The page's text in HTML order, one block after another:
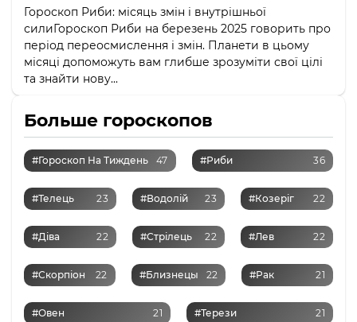
Гороскоп Риби: місяць змін і внутрішньої
силиГороскоп Риби на березень 2025 говорить про
період переосмислення і змін. Планети в цьому
місяці допоможуть вам глибше зрозуміти свої цілі
та знайти нову...
Больше гороскопов
#Гороскоп На Тиждень 47 #Риби 36
#Телець 23 #Водолій 23 #Козеріг 22
#Діва 22 #Стрілець 22 #Лев 22
#Скорпіон 22 #Близнецы 22 #Рак 21
#Овен 21 #Терези 21